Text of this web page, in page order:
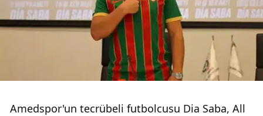
Amedspor'un tecrübeli futbolcusu Dia Saba, All